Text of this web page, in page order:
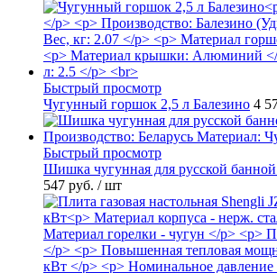
Быстрый просмотр
Чугунный горшок 2,5 л Балезино 4
Быстрый просмотр
Шишка чугунная для русской
547 руб. / шт